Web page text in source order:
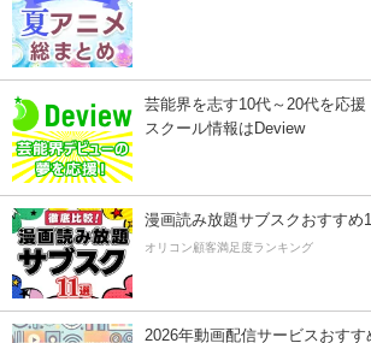
芸能界を志す10代～20代を応援
スクール情報はDeview
漫画読み放題サブスクおすすめ
オリコン顧客満足度ランキング
2026年動画配信サービスおすす